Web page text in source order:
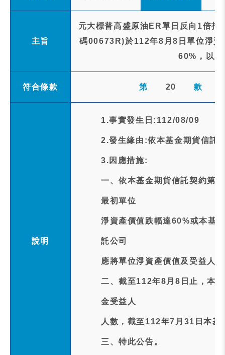
主旨
元大標普高盛原油ER單日反向1倍
碼00673R)於112年8月8日單位淨資
60%，以
符合條款 第 20 款
說明
1.事實發生日:112/08/09
2.發生緣由:依本基金期貨信託
3.因應措施:
一、依本基金期貨信託契約第
最初單位
淨資產價值跌幅達60%或本基
託公司
應將單位淨資產價值及受益人
二、截至112年8月8日止，本
金受益人
人數，截至112年7月31日本
三、特此公告。